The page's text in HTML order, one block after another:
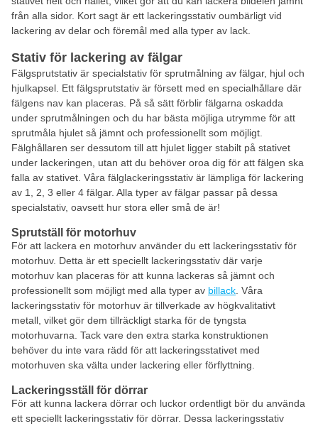
från alla sidor. Kort sagt är ett lackeringsstativ oumbärligt vid
lackering av delar och föremål med alla typer av lack.
Stativ för lackering av fälgar
Fälgsprutstativ är specialstativ för sprutmålning av fälgar, hjul och
hjulkapsel. Ett fälgsprutstativ är försett med en specialhållare där
fälgens nav kan placeras. På så sätt förblir fälgarna oskadda
under sprutmålningen och du har bästa möjliga utrymme för att
sprutmåla hjulet så jämnt och professionellt som möjligt.
Fälghållaren ser dessutom till att hjulet ligger stabilt på stativet
under lackeringen, utan att du behöver oroa dig för att fälgen ska
falla av stativet. Våra fälglackeringsstativ är lämpliga för lackering
av 1, 2, 3 eller 4 fälgar. Alla typer av fälgar passar på dessa
specialstativ, oavsett hur stora eller små de är!
Sprutställ för motorhuv
För att lackera en motorhuv använder du ett lackeringsstativ för
motorhuv. Detta är ett speciellt lackeringsstativ där varje
motorhuv kan placeras för att kunna lackeras så jämnt och
professionellt som möjligt med alla typer av billack . Våra
lackeringsstativ för motorhuv är tillverkade av högkvalitativt
metall, vilket gör dem tillräckligt starka för de tyngsta
motorhuvarna. Tack vare den extra starka konstruktionen
behöver du inte vara rädd för att lackeringsstativet med
motorhuven ska välta under lackering eller förflyttning.
Lackeringsställ för dörrar
För att kunna lackera dörrar och luckor ordentligt bör du använda
ett speciellt lackeringsstativ för dörrar. Dessa lackeringsstativ